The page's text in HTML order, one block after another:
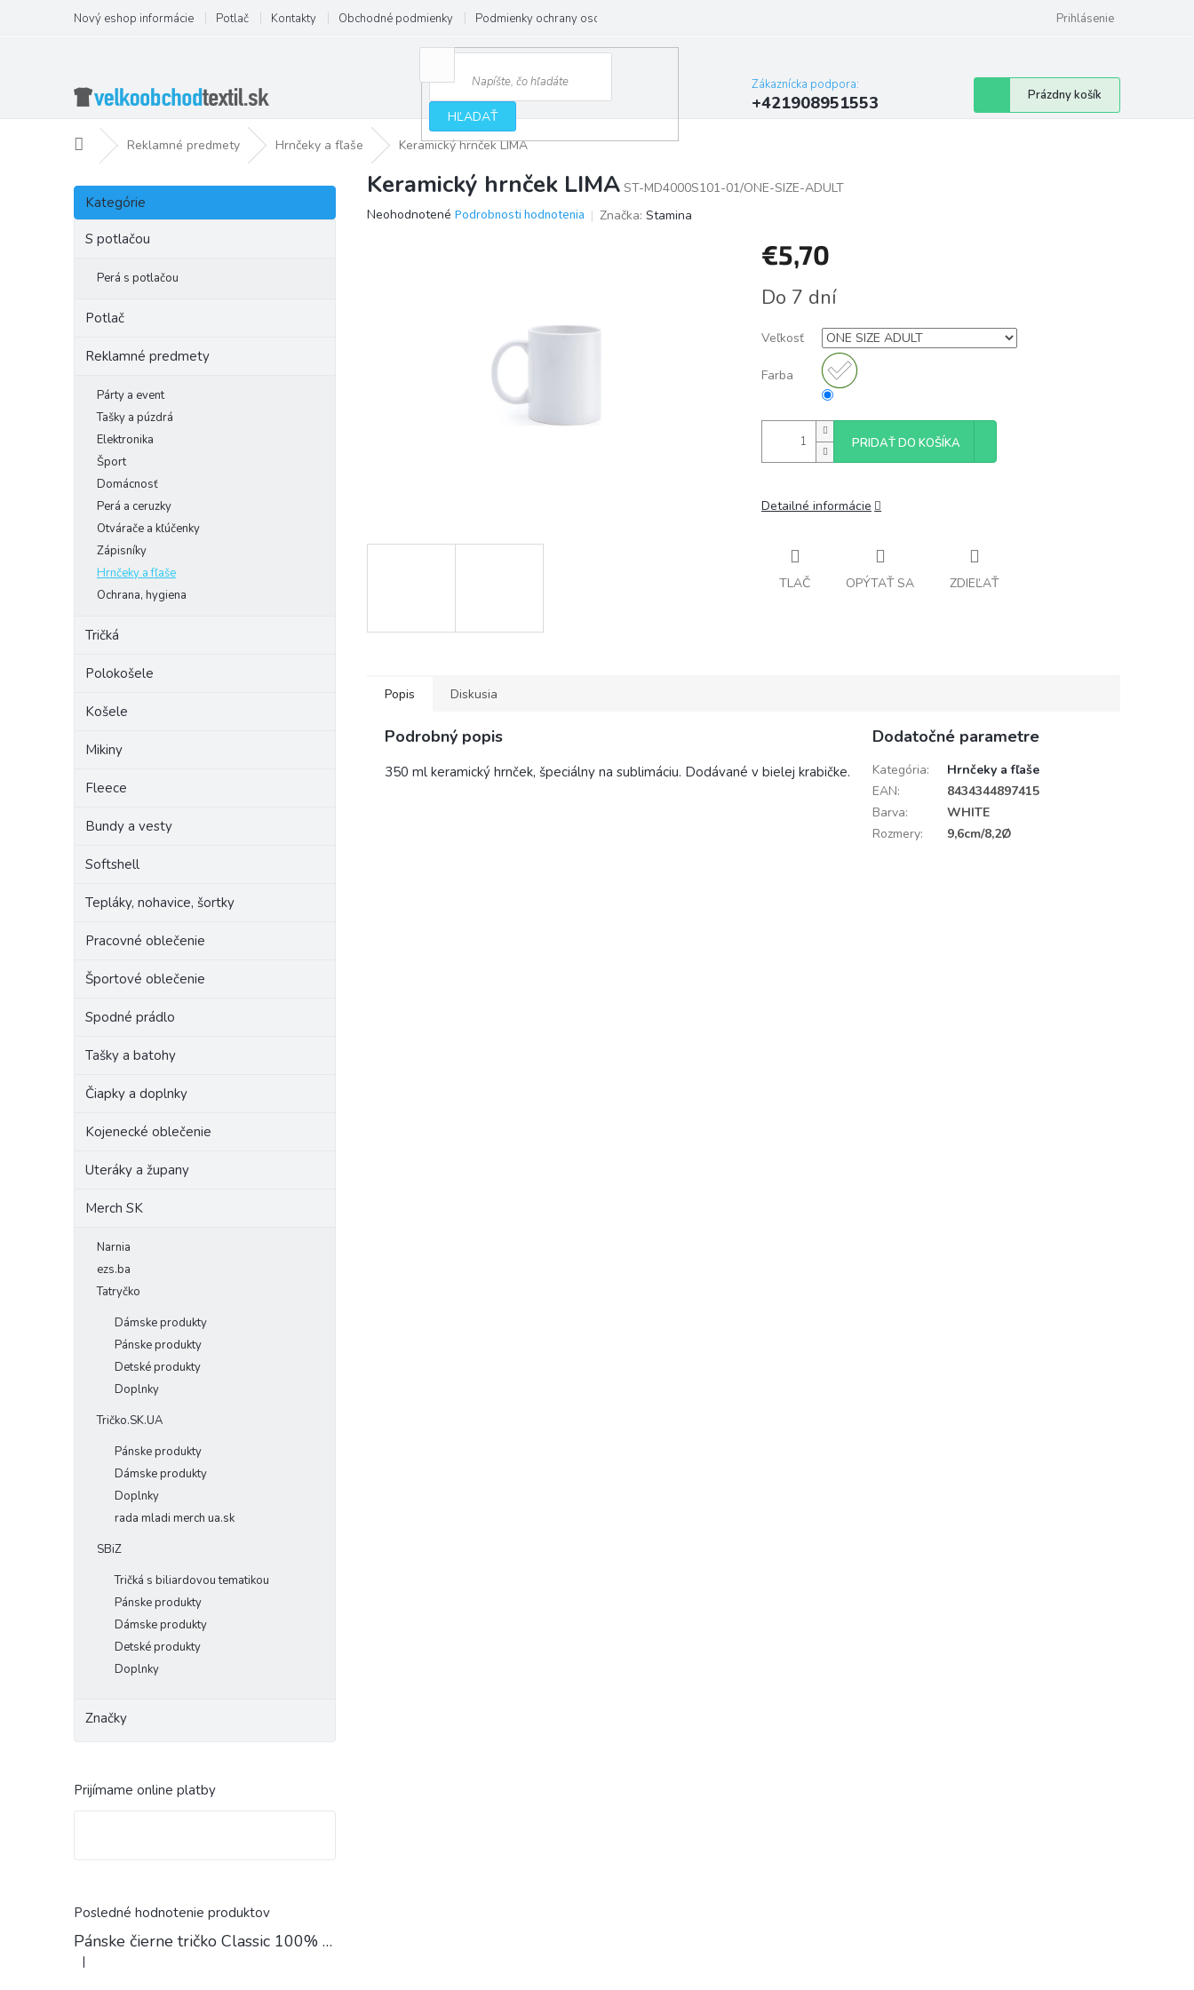
obsah
Nový eshop informácie Potlač Kontakty Obchodné podmienky Podmienky ochrany osobných údajov Prihlásenie
HĽADAŤ
Zákaznícka podpora:
+421908951553
Nákupný
košík
Prázdny košík
DomovReklamné predmety Hrnčeky a fľaše Keramický hrnček LIMA
B
č
Preskočiť
kategórie
Kategórie
S potlačou
Perá s potlačou
Potlač
Reklamné predmety
Párty a event
Tašky a púzdrá
Elektronika
Šport
Domácnosť
Perá a ceruzky
Otvárače a kľúčenky
Zápisníky
Hrnčeky a fľaše
Ochrana, hygiena
Tričká
Polokošele
Košele
Mikiny
Fleece
Bundy a vesty
Softshell
Tepláky, nohavice, šortky
Pracovné oblečenie
Športové oblečenie
Spodné prádlo
Tašky a batohy
Čiapky a doplnky
Kojenecké oblečenie
Uteráky a župany
Merch SK
Narnia
ezs.ba
Tatryčko
Dámske produkty
Pánske produkty
Detské produkty
Doplnky
Tričko.SK.UA
Pánske produkty
Dámske produkty
Doplnky
rada mladi merch ua.sk
SBiZ
Tričká s biliardovou tematikou
Pánske produkty
Dámske produkty
Detské produkty
Doplnky
Značky
Prijímame online platby
Posledné hodnotenie produktov
Pánske čierne tričko Classic 100% Bavlna
Hodnotenie produktu je 4 z 5 hviezdičiek.
|
Keramický hrnček LIMA ST-MD4000S101-01/ONE-SIZE-ADULT
Priemerné
Neohodnotené Podrobnosti hodnotenia Značka: Stamina
€5,70
cena:
Do 7 dní
Veľkosť
Farba
PRIDAŤ DO KOŠÍKA
Detailné informácie
TLAČ OPÝTAŤ SA ZDIEĽAŤ
Popis Diskusia
Podrobný popis
350 ml keramický hrnček, špeciálny na sublimáciu. Dodávané v bielej krabičke.
Dodatočné parametre
Kategória:
Hrnčeky a fľaše
EAN:
8434344897415
Barva:
WHITE
Rozmery: 9,6cm/8,2Ø